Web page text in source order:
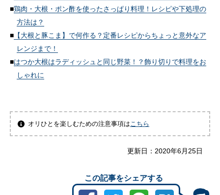
鶏肉・大根・ポン酢を使ったさっぱり料理！レシピや下処理の
方法は？
【大根と豚こま】で何作る？定番レシピからちょっと意外なア
レンジまで！
はつか大根はラディッシュと同じ野菜！？飾り切りで料理をお
しゃれに
オリひとを楽しむための注意事項は こちら
更新日： 2020年6月25日
この記事をシェアする